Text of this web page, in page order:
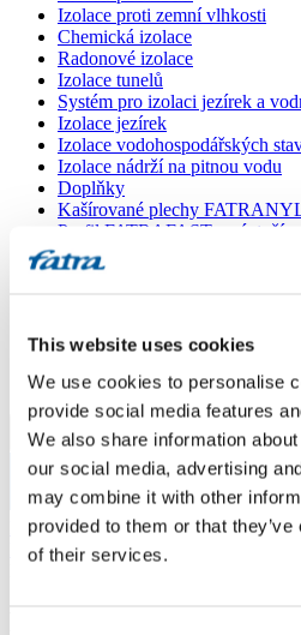
This website uses cookies
We use cookies to personalise
provide social media features
We also share information
our social media, advertising
may combine it with other
provided to them or that
of their services.
Izolace proti zemní vlhkosti
Chemická izolace
Radonové izolace
Izolace tunelů
Systém pro izolaci jezírek a
Izolace jezírek
Izolace vodohospodářských
Izolace nádrží na pitnou vodu
Doplňky
Kašírované plechy
Profil FATRAFAST s výztuží
Profil FATRAFLEX
Dlaždice FATRAFOL WALK
Lepidla
VŠECHNY PRODUKTY
Menu
Menu
Domů/
Poradna/